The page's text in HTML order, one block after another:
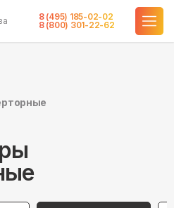
8 (495) 185-02-02
8 (800) 301-22-62